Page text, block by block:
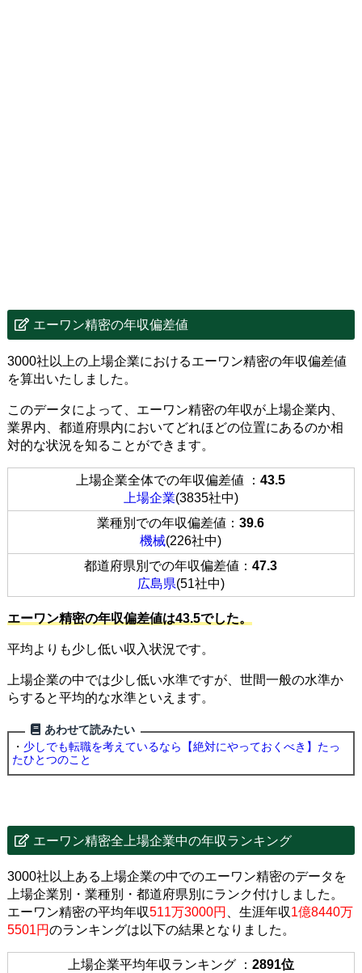
エーワン精密の年収偏差値
3000社以上の上場企業におけるエーワン精密の年収偏差値
を算出いたしました。
このデータによって、エーワン精密の年収が上場企業内、
業界内、都道府県内においてどれほどの位置にあるのか相
対的な状況を知ることができます。
上場企業全体での年収偏差値 ：43.5
上場企業(3835社中)
業種別での年収偏差値：39.6
機械(226社中)
都道府県別での年収偏差値：47.3
広島県(51社中)
エーワン精密の年収偏差値は43.5でした。
平均よりも少し低い収入状況です。
上場企業の中では少し低い水準ですが、世間一般の水準か
らすると平均的な水準といえます。
あわせて読みたい
・ 少しでも転職を考えているなら【絶対にやっておくべき】たっ
たひとつのこと
エーワン精密全上場企業中の年収ランキング
3000社以上ある上場企業の中でのエーワン精密のデータを
上場企業別・業種別・都道府県別にランク付けしました。
エーワン精密の平均年収511万3000円 、生涯年収1億8440万
5501円のランキングは以下の結果となりました。
上場企業平均年収ランキング ： 2891位